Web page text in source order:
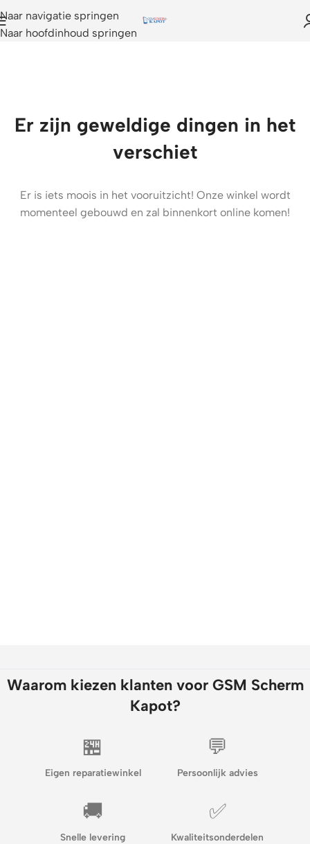
Naar navigatie springen
Naar hoofdinhoud springen
Er zijn geweldige dingen in het
verschiet
Er is iets moois in het vooruitzicht! Onze winkel wordt
momenteel gebouwd en zal binnenkort online komen!
Waarom kiezen klanten voor GSM Scherm
Kapot?
🏪
Eigen reparatiewinkel
💬
Persoonlijk advies
🚚
Snelle levering
✅
Kwaliteitsonderdelen